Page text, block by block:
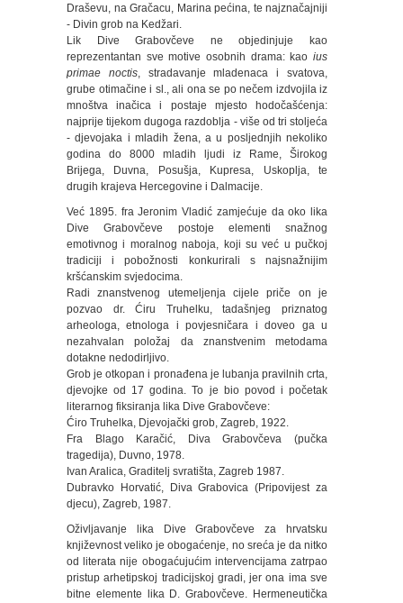
Draševu, na Gračacu, Marina pećina, te najznačajniji
- Divin grob na Kedžari.
Lik Dive Grabovčeve ne objedinjuje kao
reprezentantan sve motive osobnih drama: kao ius
primae noctis, stradavanje mladenaca i svatova,
grube otimačine i sl., ali ona se po nečem izdvojila iz
mnoštva inačica i postaje mjesto hodočašćenja:
najprije tijekom dugoga razdoblja - više od tri stoljeća
- djevojaka i mladih žena, a u posljednjih nekoliko
godina do 8000 mladih ljudi iz Rame, Širokog
Brijega, Duvna, Posušja, Kupresa, Uskoplja, te
drugih krajeva Hercegovine i Dalmacije.
Već 1895. fra Jeronim Vladić zamjećuje da oko lika
Dive Grabovčeve postoje elementi snažnog
emotivnog i moralnog naboja, koji su već u pučkoj
tradiciji i pobožnosti konkurirali s najsnažnijim
kršćanskim svjedocima.
Radi znanstvenog utemeljenja cijele priče on je
pozvao dr. Ćiru Truhelku, tadašnjeg priznatog
arheologa, etnologa i povjesničara i doveo ga u
nezahvalan položaj da znanstvenim metodama
dotakne nedodirljivo.
Grob je otkopan i pronađena je lubanja pravilnih crta,
djevojke od 17 godina. To je bio povod i početak
literarnog fiksiranja lika Dive Grabovčeve:
Ćiro Truhelka, Djevojački grob, Zagreb, 1922.
Fra Blago Karačić, Diva Grabovčeva (pučka
tragedija), Duvno, 1978.
Ivan Aralica, Graditelj svratišta, Zagreb 1987.
Dubravko Horvatić, Diva Grabovica (Pripovijest za
djecu), Zagreb, 1987.
Oživljavanje lika Dive Grabovčeve za hrvatsku
književnost veliko je obogaćenje, no sreća je da nitko
od literata nije obogaćujućim intervencijama zatrpao
pristup arhetipskoj tradicijskoj gradi, jer ona ima sve
bitne elemente lika D. Grabovčeve. Hermeneutička